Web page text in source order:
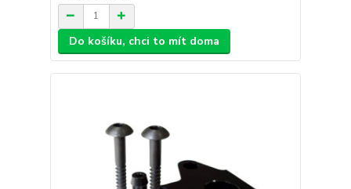
Do košíku, chci to mít doma